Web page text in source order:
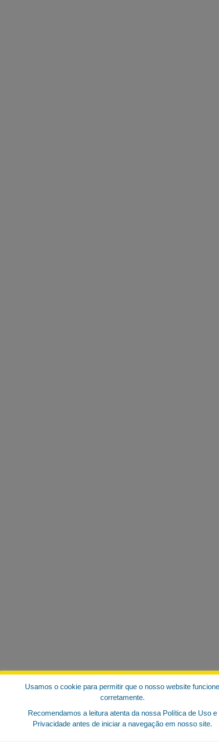
Usamos o cookie para permitir que o nosso website funcione
corretamente.
Recomendamos a leitura atenta da nossa Política de Uso e
Privacidade antes de iniciar a navegação em nosso site.